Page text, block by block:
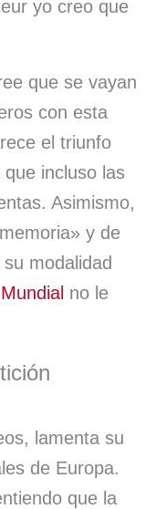
yo creo que
que se vayan
con esta
el triunfo
incluso las
Asimismo,
y de
modalidad
no le
lamenta su
de Europa.
que la